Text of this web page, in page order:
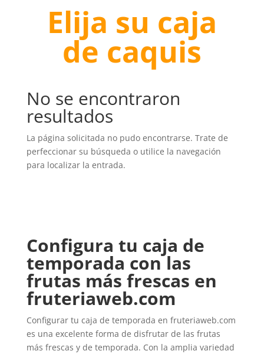
Elija su caja
de caquis
No se encontraron
resultados
La página solicitada no pudo encontrarse. Trate de
perfeccionar su búsqueda o utilice la navegación
para localizar la entrada.
Configura tu caja de
temporada con las
frutas más frescas en
fruteriaweb.com
Configurar tu caja de temporada en fruteriaweb.com
es una excelente forma de disfrutar de las frutas
más frescas y de temporada. Con la amplia variedad